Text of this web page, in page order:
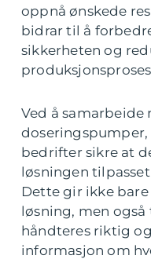
oppnå ønskede
bidrar til å
sikkerheten og
Ved å samarbeide
doseringspumper,
bedrifter sikre at
løsningen
Dette gir ikke
løsning, men
håndteres riktig
informasjon om